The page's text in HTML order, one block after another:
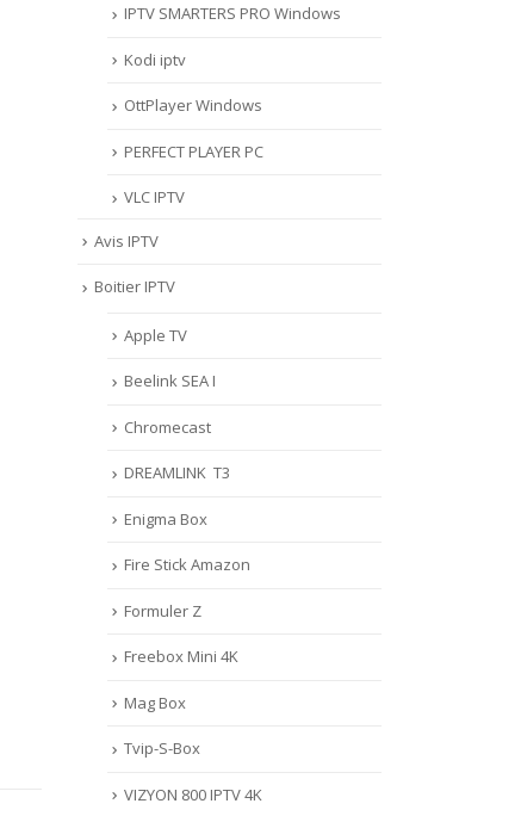
IPTV SMARTERS PRO Windows
Kodi iptv
OttPlayer Windows
PERFECT PLAYER PC
VLC IPTV
Avis IPTV
Boitier IPTV
Apple TV
Beelink SEA I
Chromecast
DREAMLINK T3
Enigma Box
Fire Stick Amazon
Formuler Z
Freebox Mini 4K
Mag Box
Tvip-S-Box
VIZYON 800 IPTV 4K